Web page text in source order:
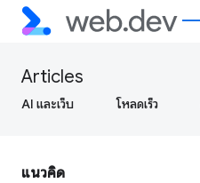
Articles
AI และเว็บ โหลดเร็ว
แนวคิด